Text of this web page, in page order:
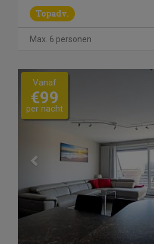
Topadv.
Max. 6 personen
Previous
Vanaf
€99
per nacht